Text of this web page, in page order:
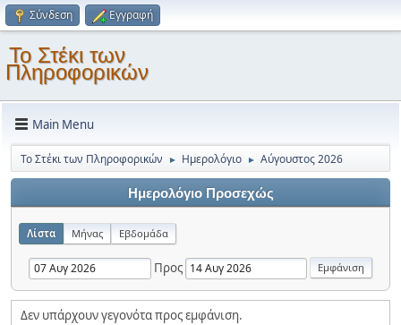
Σύνδεση Εγγραφή
Το Στέκι των
Πληροφορικών
Main Menu
Το Στέκι των Πληροφορικών ► Ημερολόγιο ► Αύγουστος 2026
Ημερολόγιο Προσεχώς
Λίστα Μήνας Εβδομάδα
Προς
Δεν υπάρχουν γεγονότα προς εμφάνιση.